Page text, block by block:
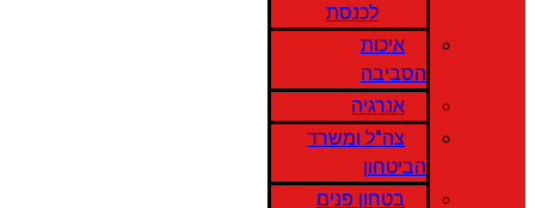
לכנסת
איכות
הסביבה
אנרגיה
צה"ל ומשרד
הביטחון
בטחון פנים